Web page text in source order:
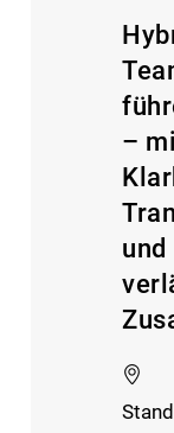
–
und